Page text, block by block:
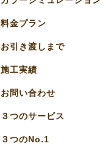
料金プラン
お引き渡しまで
施工実績
お問い合わせ
３つのサービス
３つのNo.1